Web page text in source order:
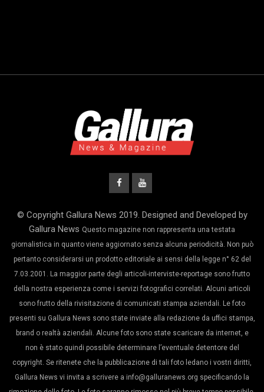
© Copyright Gallura News 2019. Designed and Developed by
Gallura News Questo magazine non rappresenta una testata
giornalistica in quanto viene aggiornato senza alcuna periodicità. Non può
pertanto considerarsi un prodotto editoriale ai sensi della legge n° 62 del
7.03.2001. La maggior parte degli articoli-interviste-reportage sono frutto
della nostra esperienza come i servizi fotografici correlati. Alcuni articoli
sono frutto della rivisitazione di comunicati stampa aziendali. Le foto
presenti su Gallura News sono state inviate alla redazione da uffici stampa,
brand o realtà aziendali. Alcune foto sono state scaricare da internet, e
non è stato quindi possibile determinare l’eventuale detentore del
copyright. Se ritenete che la pubblicazione di tali foto ledano i vostri diritti,
Gallura News vi invita a scrivere a info@galluranews.org specificando la